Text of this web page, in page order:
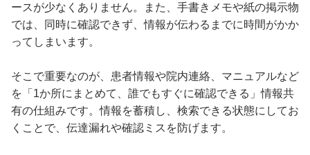
ースが少なくありません。また、手書きメモや紙の掲示物
では、同時に確認できず、情報が伝わるまでに時間がかか
ってしまいます。
そこで重要なのが、患者情報や院内連絡、マニュアルなど
を「1か所にまとめて、誰でもすぐに確認できる」情報共
有の仕組みです。情報を蓄積し、検索できる状態にしてお
くことで、伝達漏れや確認ミスを防げます。